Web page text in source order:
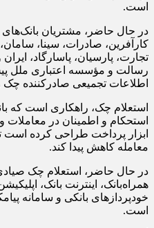
است.
در حال حاضر، مشتریان
کارآفرین، صادرات، سینا،
تجارت، پارسیان، پاسارگاد،
رسالت و مؤسسه اعتباری ملل
اطلاعات تجمیعی صادرکننده چک
استعلام چک، راهکاری است که
استحکام و اطمینان در معاملات
ابزار پرداخت طراحی کرده
معامله کاهش پیدا کند.
در حال حاضر، استعلام چک
همراه‌بانک، اینترنت بانک،
است.